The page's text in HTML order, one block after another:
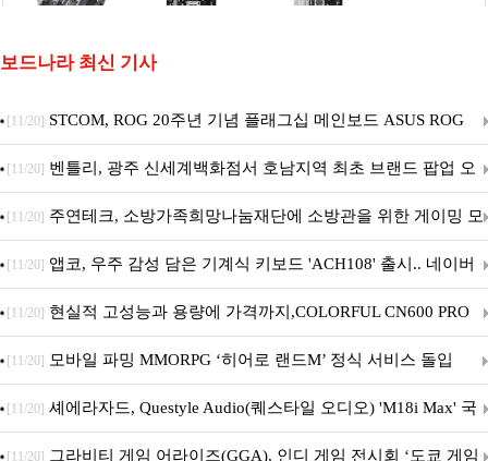
보드나라 최신 기사
[11/20] STCOM, ROG 20주년 기념 플래그십 메인보드 ASUS ROG
Crosshair X870E EDITION 20 국내 출시 예정
[11/20] 벤틀리, 광주 신세계백화점서 호남지역 최초 브랜드 팝업 오
픈
[11/20] 주연테크, 소방가족희망나눔재단에 소방관을 위한 게이밍 모
니터·스마트 펫 침대 기부
[11/20] 앱코, 우주 감성 담은 기계식 키보드 'ACH108' 출시.. 네이버
브랜드데이 기획전 진행
[11/20] 현실적 고성능과 용량에 가격까지,COLORFUL CN600 PRO
M.2 NVMe 디앤디컴 1TB
[11/20] 모바일 파밍 MMORPG ‘히어로 랜드M’ 정식 서비스 돌입
[11/20] 셰에라자드, Questyle Audio(퀘스타일 오디오) 'M18i Max' 국
내 정식 출시
[11/20] 그라비티 게임 어라이즈(GGA), 인디 게임 전시회 ‘도쿄 게임